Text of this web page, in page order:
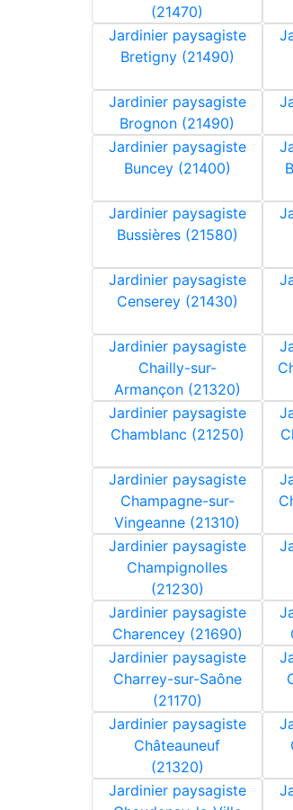
(21470)
Jardinier paysagiste
Bretigny (21490)
Jardinier paysagiste
Brognon (21490)
Jardinier paysagiste
Buncey (21400)
Jardinier paysagiste
Bussières (21580)
Jardinier paysagiste
Censerey (21430)
Jardinier paysagiste
Chailly-sur-
Armançon (21320)
Jardinier paysagiste
Chamblanc (21250)
Jardinier paysagiste
Champagne-sur-
Vingeanne (21310)
Jardinier paysagiste
Champignolles
(21230)
Jardinier paysagiste
Charencey (21690)
Jardinier paysagiste
Charrey-sur-Saône
(21170)
Jardinier paysagiste
Châteauneuf
(21320)
Jardinier paysagiste